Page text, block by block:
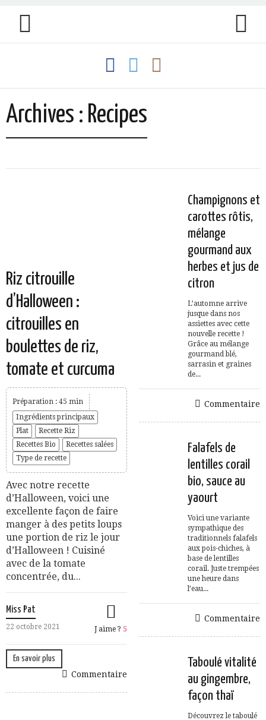
Archives : Recipes
Riz citrouille
d’Halloween :
citrouilles en
boulettes de riz,
tomate et curcuma
Préparation : 45 min
Ingrédients principaux
Plat
Recette Riz
Recettes Bio
Recettes salées
Type de recette
Avec notre recette
d’Halloween, voici une
excellente façon de faire
manger à des petits loups
une portion de riz le jour
d’Halloween ! Cuisiné
avec de la tomate
concentrée, du...
Miss Pat
22 octobre 2021 J aime ? 5
En savoir plus
Commentaire
Champignons et
carottes rôtis,
mélange
gourmand aux
herbes et jus de
citron
L’automne arrive
jusque dans nos
assiettes avec cette
nouvelle recette !
Grâce au mélange
gourmand blé,
sarrasin et graines
de...
Commentaire
Falafels de
lentilles corail
bio, sauce au
yaourt
Voici une variante
sympathique des
traditionnels falafels
aux pois-chiches, à
base de lentilles
corail. Juste trempées
une heure dans
l’eau...
Commentaire
Taboulé vitalité
au gingembre,
façon thaï
Découvrez le taboulé